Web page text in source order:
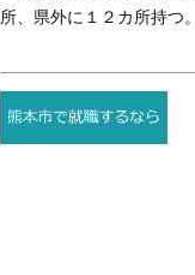
所、県外に１２カ所持つ